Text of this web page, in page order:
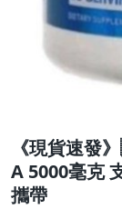
《現貨速
A 5000毫克
攜帶